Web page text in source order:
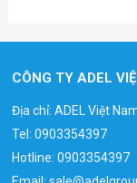
CÔNG TY ADEL
Địa chỉ: ADEL Việt
Tel:0903354397
Hotline:0903354397